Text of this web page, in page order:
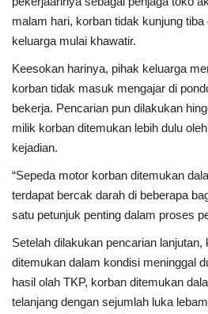
malam hari, korban tidak kunjung
keluarga mulai khawatir.
Keesokan harinya, pihak keluarga
korban tidak masuk mengajar di
bekerja. Pencarian pun dilakukan
milik korban ditemukan lebih dulu
kejadian.
“Sepeda motor korban ditemukan
terdapat bercak darah di beberapa
satu petunjuk penting dalam proses
Setelah dilakukan pencarian lanjutan,
ditemukan dalam kondisi meninggal
hasil olah TKP, korban ditemukan
telanjang dengan sejumlah luka